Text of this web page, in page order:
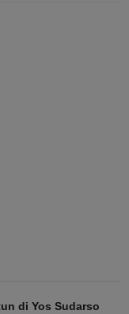
di Yos Sudarso